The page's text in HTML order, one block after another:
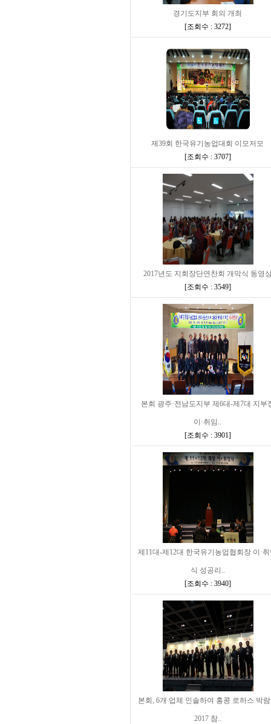
경기도지부 회의 개최
[조회수 : 3272]
제39회 한국유기농업대회 이모저모
[조회수 : 3707]
2017년도 지회장단연찬회 개막식 동영
[조회수 : 3549]
본회 광주·전남도지부 제6대-제7대 지부
이·취임..
[조회수 : 3901]
제11대-제12대 한국유기농업협회장 이·
식 성공리..
[조회수 : 3940]
본회, 6개 업체 인솔하여 홍콩 로하스 박
2017 참..